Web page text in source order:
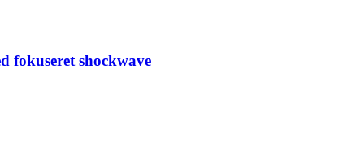
fokuseret shockwave